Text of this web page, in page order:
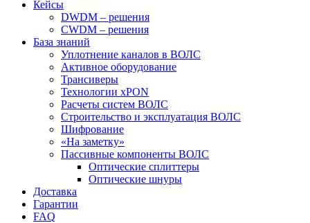
Кейсы
DWDM – решения
CWDM – решения
База знаний
Уплотнение каналов в ВОЛС
Активное оборудование
Трансиверы
Технологии xPON
Расчеты систем ВОЛС
Строительство и эксплуатация ВОЛС
Шифрование
«На заметку»
Пассивные компоненты ВОЛС
Оптические сплиттеры
Оптические шнуры
Доставка
Гарантии
FAQ